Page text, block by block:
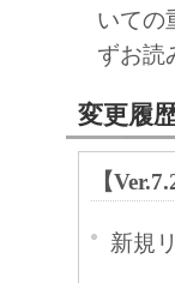
いての
ずお読
変更履
【
新規